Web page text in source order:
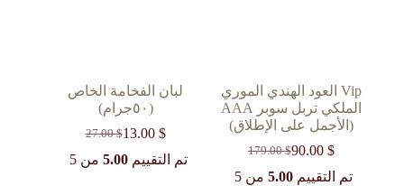
Vip العود الهندي الموري
الملكي تربل سوبر AAA
(الأجمل على الإطلاق)
179.00$
السعر
الأصلي
90.00 $
السعر
الحالي تم التقييم 5.00من 5
لبان الفخامة الخاص
(٥٠جرام)
27.00$
السعر
الأصلي
13.00 $
السعر
الحاليتم التقييم5.00 من 5